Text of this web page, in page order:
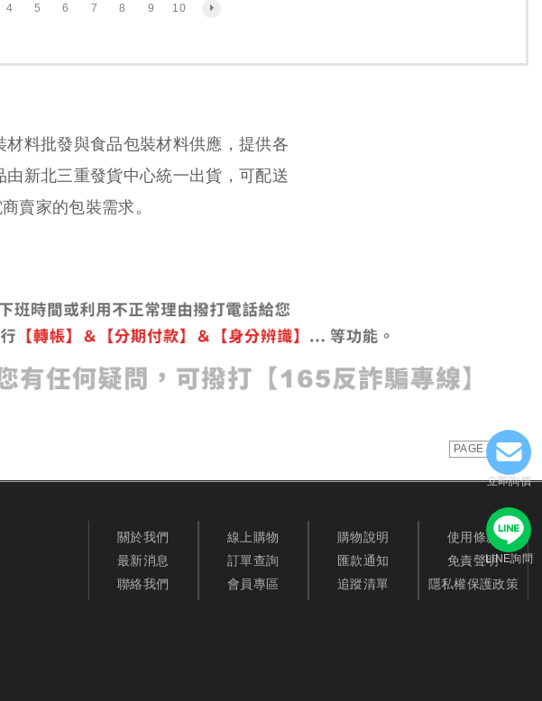
立即詢價
LINE詢問
4 5 6 7 8 9 10
料批發與食品包裝材料供應，提供各
新北三重發貨中心統一出貨，可配送
賣家的包裝需求。
PAGE TOP
關於我們
最新消息
聯絡我們
線上購物
訂單查詢
會員專區
購物說明
匯款通知
追蹤清單
使用條款
免責聲明
隱私權保護政策